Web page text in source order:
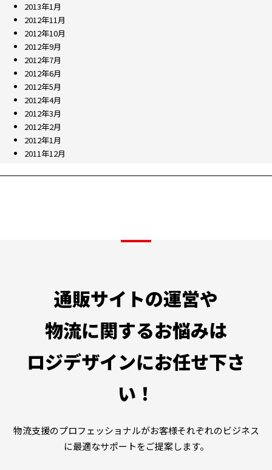
2013年1月
2012年11月
2012年10月
2012年9月
2012年7月
2012年6月
2012年5月
2012年4月
2012年3月
2012年2月
2012年1月
2011年12月
通販サイトの運営や
物流に関するお悩みは
ロジデザインにお任せ下さ
い！
物流支援のプロフェッショナルがお客様それぞれのビジネス
に最適なサポートをご提案します。